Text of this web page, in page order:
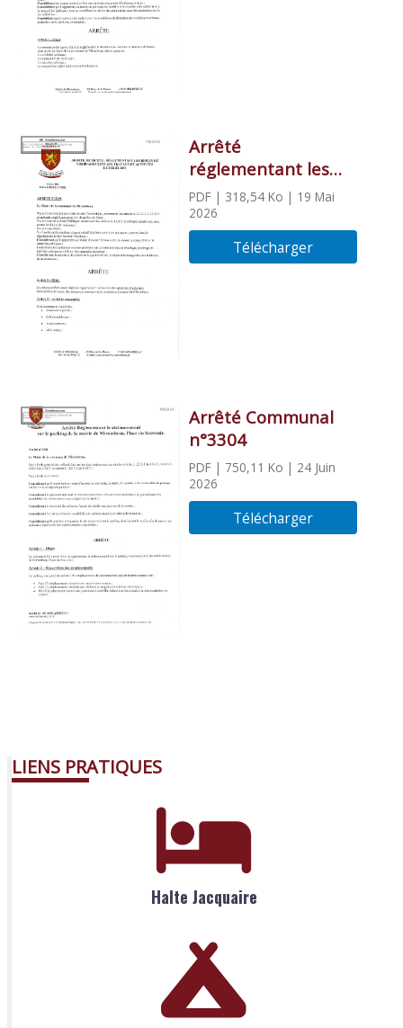
Arrêté
réglementant les
bruits de voisinages
liés aux travaux et
activités extérieures
PDF| 318,54 Ko | 19 Mai
2026
Télécharger
Arrêté Communal
n°3304
PDF| 750,11 Ko | 24 Juin
2026
Télécharger
LIENS PRATIQUES
Halte Jacquaire